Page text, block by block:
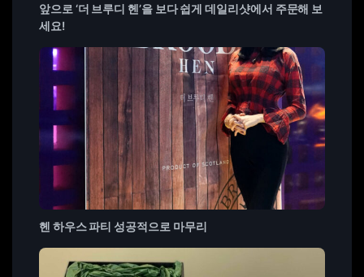
앞으로 ‘더 브루디 헨’을 보다 쉽게 데일리샷에서 주문해 보
세요!
헨 하우스 파티 성공적으로 마무리